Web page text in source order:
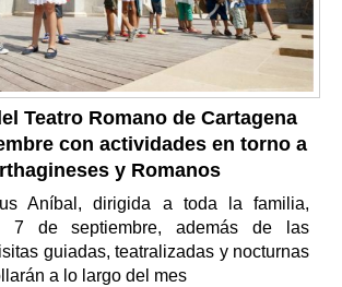
Teatro Romano de Cartagena
con actividades en torno a
y Romanos
Aníbal, dirigida a toda la familia,
7 de septiembre, además de las
guiadas, teatralizadas y nocturnas
a lo largo del mes